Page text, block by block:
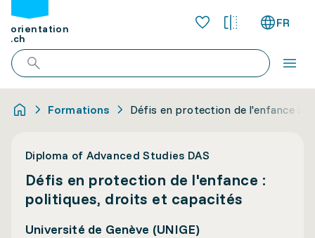
orientation
.ch
FR
Formations Défis en protection de l'enfance :
Diploma of Advanced Studies DAS
Défis en protection de l'enfance :
politiques, droits et capacités
Université de Genève (UNIGE)